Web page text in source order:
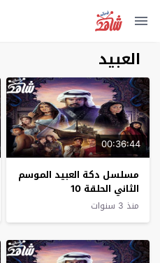
العبيد
00:36:44
مسلسل دكة العبيد الموسم
الثاني الحلقة 10
منذ 3 سنوات